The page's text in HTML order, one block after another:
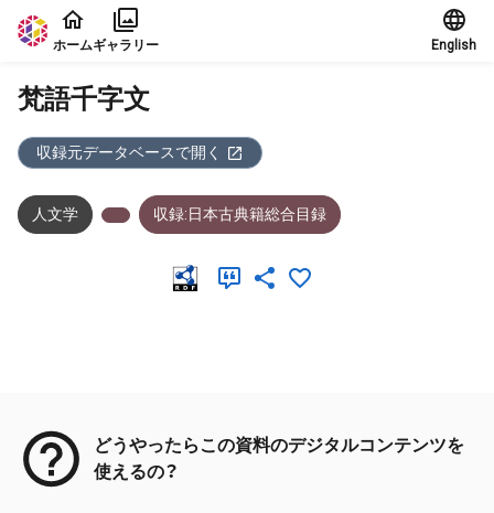
本文に飛ぶ
ホームギャラリー English
梵語千字文
収録元データベースで開く
人文学 収録:日本古典籍総合目録
どうやったらこの資料のデジタルコンテンツを
使えるの？